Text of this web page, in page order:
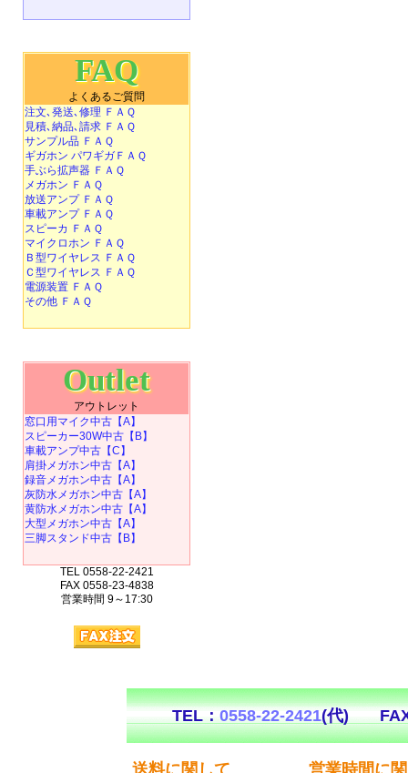
FAQ
よくあるご質問
注文､発送､修理 ＦＡＱ
見積､納品､請求 ＦＡＱ
サンプル品 ＦＡＱ
ギガホン パワギガＦＡＱ
手ぶら拡声器 ＦＡＱ
メガホン ＦＡＱ
放送アンプ ＦＡＱ
車載アンプ ＦＡＱ
スピーカ ＦＡＱ
マイクロホン ＦＡＱ
Ｂ型ワイヤレス ＦＡＱ
Ｃ型ワイヤレス ＦＡＱ
電源装置 ＦＡＱ
その他 ＦＡＱ
Outlet
アウトレット
窓口用マイク中古【A】
スピーカー30W中古【B】
車載アンプ中古【C】
肩掛メガホン中古【A】
録音メガホン中古【A】
灰防水メガホン中古【A】
黄防水メガホン中古【A】
大型メガホン中古【A】
三脚スタンド中古【B】
TEL 0558-22-2421
FAX 0558-23-4838
営業時間 9～17:30